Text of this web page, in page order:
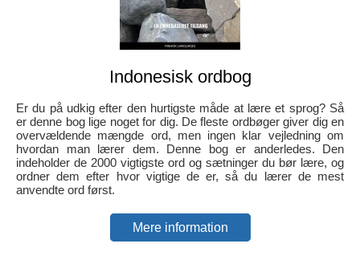
Indonesisk ordbog
Er du på udkig efter den hurtigste måde at lære et sprog? Så
er denne bog lige noget for dig. De fleste ordbøger giver dig en
overvældende mængde ord, men ingen klar vejledning om
hvordan man lærer dem. Denne bog er anderledes. Den
indeholder de 2000 vigtigste ord og sætninger du bør lære, og
ordner dem efter hvor vigtige de er, så du lærer de mest
anvendte ord først.
Mere information